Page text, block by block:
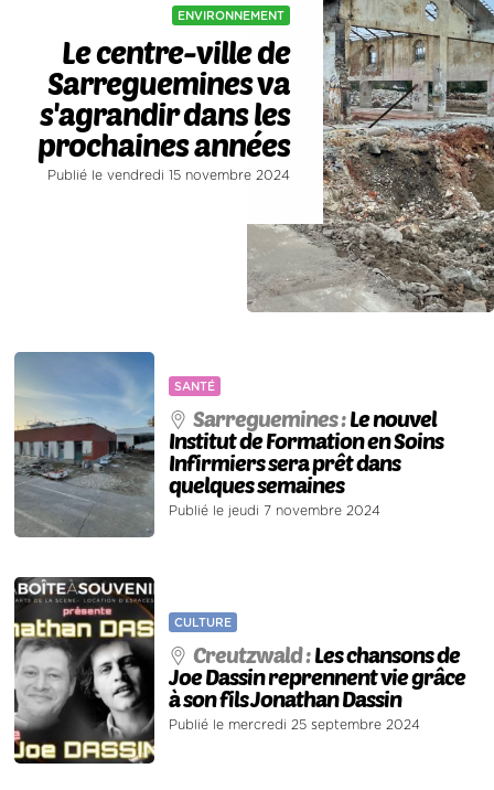
ENVIRONNEMENT
Le centre-ville de
Sarreguemines va
s'agrandir dans les
prochaines années
Publié le vendredi 15 novembre 2024
SANTÉ
Sarreguemines :Le nouvel
Institut de Formation en Soins
Infirmiers sera prêt dans
quelques semaines
Publié le jeudi 7 novembre 2024
CULTURE
Creutzwald :Les chansons de
Joe Dassin reprennent vie grâce
à son fils Jonathan Dassin
Publié le mercredi 25 septembre 2024